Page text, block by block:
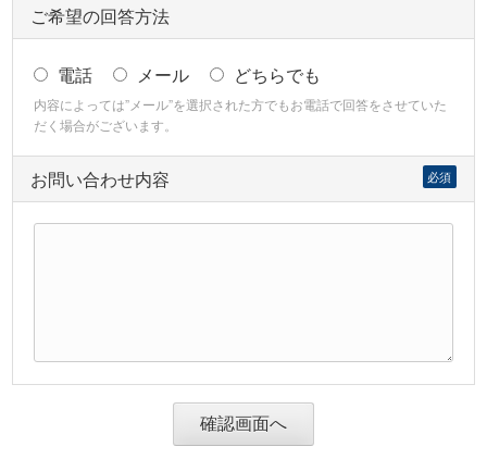
ご希望の回答方法
電話 メール どちらでも
内容によっては”メール”を選択された方でもお電話で回答をさせていた
だく場合がございます。
お問い合わせ内容 必須